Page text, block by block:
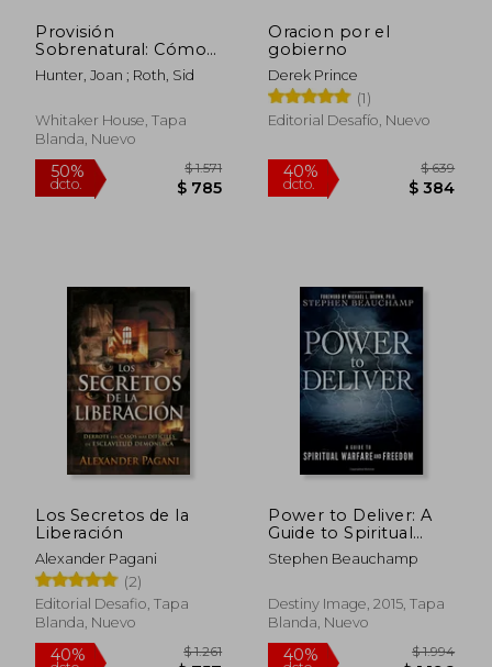
40%
dcto.
40%
dcto.
Provisión
Sobrenatural: Cómo
Vivir En Libertad
Financiera
Hunter, Joan ; Roth, Sid
Whitaker House, Tapa
Blanda, Nuevo
Oracion por el
gobierno
Derek Prince
(1)
Editorial Desafío, Nuevo
Los Secretos de la
Liberación
Alexander Pagani
(2)
Editorial Desafio, Tapa
Blanda, Nuevo
Power to Deliver: A
Guide to Spiritual
Warfare and Freedom
(en Inglés)
Stephen Beauchamp
Destiny Image, 2015, Tapa
Blanda, Nuevo